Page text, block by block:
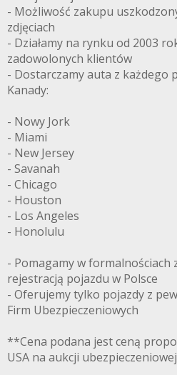
- Możliwość zakupu
zdjęciach
- Działamy na rynku od 2003
zadowolonych klientów
- Dostarczamy auta z każdego
Kanady:
- Nowy Jork
- Miami
- New Jersey
- Savanah
- Chicago
- Houston
- Los Angeles
- Honolulu
- Pomagamy w formalnościach
rejestracją pojazdu w Polsce
- Oferujemy tylko pojazdy z
Firm Ubezpieczeniowych
**Cena podana jest ceną
USA na aukcji